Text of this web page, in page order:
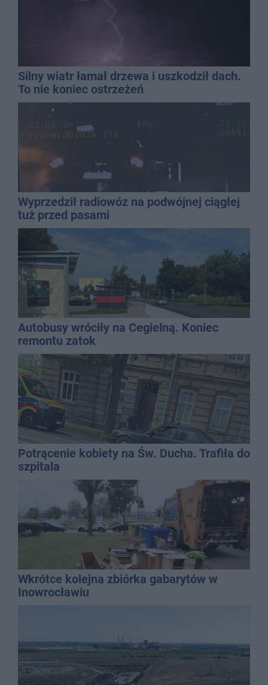
Silny wiatr łamał drzewa i uszkodził dach.
To nie koniec ostrzeżeń
Wyprzedził radiowóz na podwójnej ciągłej
tuż przed pasami
Autobusy wróciły na Cegielną. Koniec
remontu zatok
Potrącenie kobiety na Św. Ducha. Trafiła do
szpitala
Wkrótce kolejna zbiórka gabarytów w
Inowrocławiu